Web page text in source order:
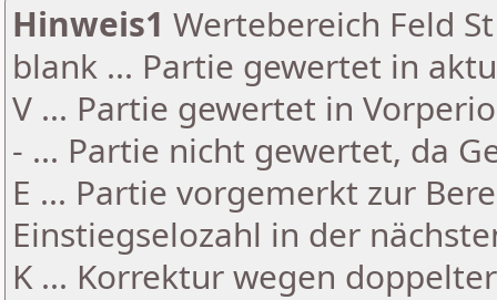
Hinweis1 Wertebereich Feld
blank ... Partie gewertet in
V ... Partie gewertet in
- ... Partie nicht gewertet, da
E ... Partie vorgemerkt zur
Einstiegselozahl in der
K ... Korrektur wegen